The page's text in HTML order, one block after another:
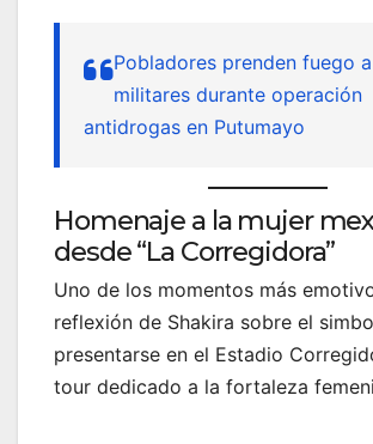
Pobladores prenden fuego
militares durante operación
antidrogas en Putumayo
Homenaje a la mujer
desde “La Corregidora”
Uno de los momentos más
reflexión de Shakira sobre el
presentarse en el Estadio
tour dedicado a la fortaleza